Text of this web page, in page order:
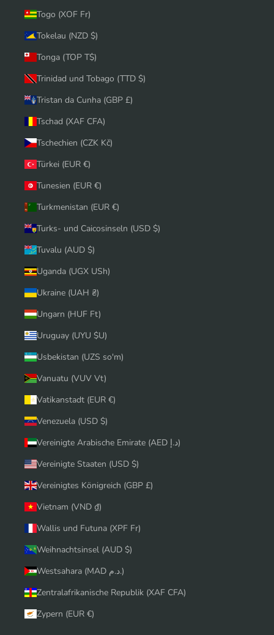
Togo (XOF Fr)
Tokelau (NZD $)
Tonga (TOP T$)
Trinidad und Tobago (TTD $)
Tristan da Cunha (GBP £)
Tschad (XAF CFA)
Tschechien (CZK Kč)
Türkei (EUR €)
Tunesien (EUR €)
Turkmenistan (EUR €)
Turks- und Caicosinseln (USD $)
Tuvalu (AUD $)
Uganda (UGX USh)
Ukraine (UAH ₴)
Ungarn (HUF Ft)
Uruguay (UYU $U)
Usbekistan (UZS so'm)
Vanuatu (VUV Vt)
Vatikanstadt (EUR €)
Venezuela (USD $)
Vereinigte Arabische Emirate (AED د.إ)
Vereinigte Staaten (USD $)
Vereinigtes Königreich (GBP £)
Vietnam (VND ₫)
Wallis und Futuna (XPF Fr)
Weihnachtsinsel (AUD $)
Westsahara (MAD د.م.)
Zentralafrikanische Republik (XAF CFA)
Zypern (EUR €)